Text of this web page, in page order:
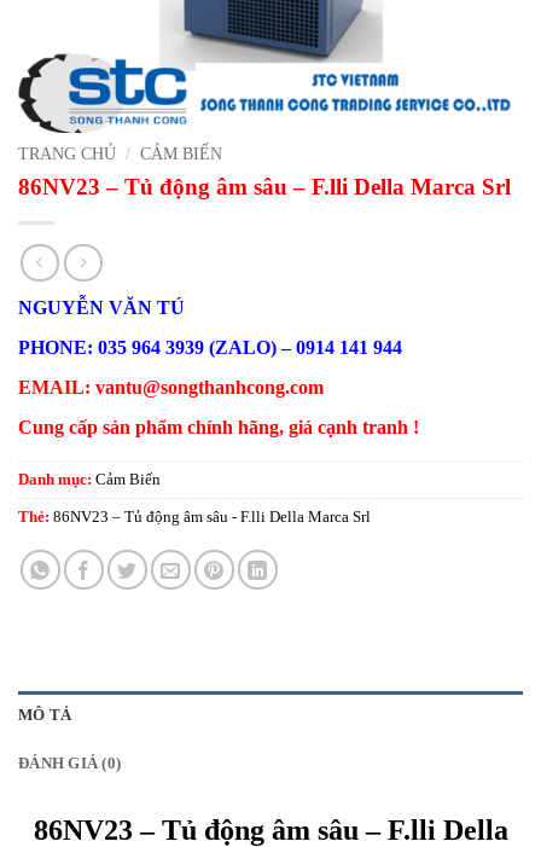
TRANG CHỦ / CẢM BIẾN
86NV23 – Tủ động âm sâu – F.lli Della Marca Srl
NGUYỄN VĂN TÚ
PHONE: 035 964 3939 (ZALO) – 0914 141 944
EMAIL: vantu@songthanhcong.com
Cung cấp sản phẩm chính hãng, giá cạnh tranh !
Danh mục: Cảm Biến
Thẻ: 86NV23 – Tủ động âm sâu - F.lli Della Marca Srl
MÔ TẢ
ĐÁNH GIÁ (0)
86NV23 – Tủ động âm sâu – F.lli Della